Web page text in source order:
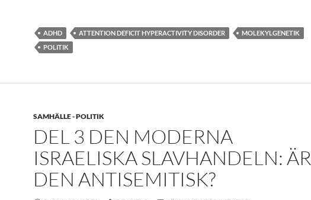
ADHD ATTENTION DEFICIT HYPERACTIVITY DISORDER
MOLEKYLGENETIK
POLITIK
SAMHÄLLE - POLITIK
DEL 3 DEN MODERNA
ISRAELISKA SLAVHANDELN: ÄR
DEN ANTISEMITISK?